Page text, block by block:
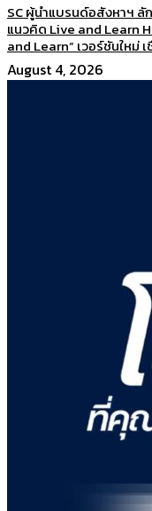
SC ผู้นำแบรนด์อสังหาฯ ลั
แนวคิด Live and Learn
and Learn” เวอร์ชันให
August 4, 2026